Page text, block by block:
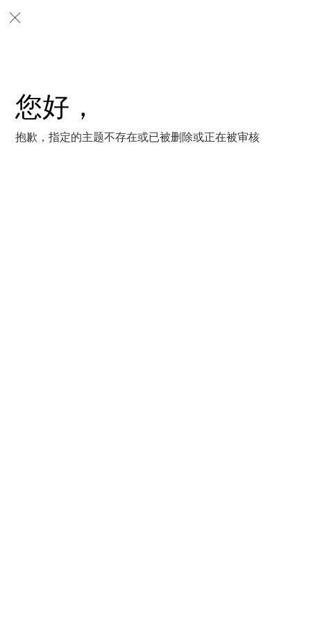
您好，
抱歉，指定的主题不存在或已被删除或正在被审核